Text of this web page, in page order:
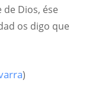
Dios, ése
os digo que
)